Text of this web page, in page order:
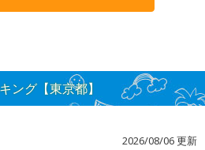
ング【東京都】
2026/08/06 更新